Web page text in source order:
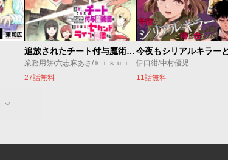
追放されたチート付与魔術師は気ままなセカンドライフを謳歌する。 ～俺は武器だけじゃなく、あらゆるものに『強化ポイント』を付与できるし、俺の意思でいつでも効果を解除できるけど、残った人たち大丈夫？～
業務用餅/六志麻あさ/ｋｉｓｕｉ
27話無料
伊口紺/中村優児
11話無料